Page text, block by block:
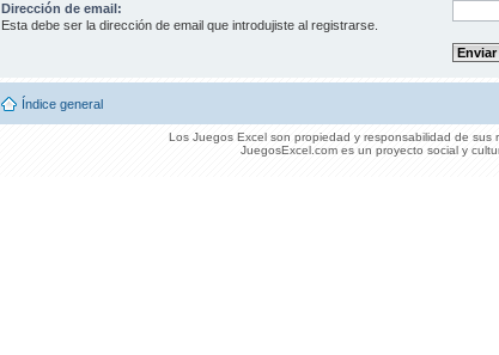
Dirección de email:
Esta debe ser la dirección de email que introdujiste al registrarse.
Índice general
Los Juegos Excel son propiedad y responsabilidad de sus
JuegosExcel.com es un proyecto social y